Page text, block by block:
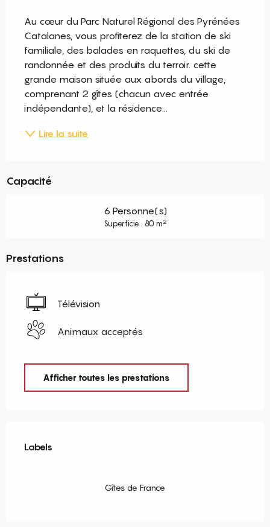
Au cœur du Parc Naturel Régional des Pyrénées
Catalanes, vous profiterez de la station de ski
familiale, des balades en raquettes, du ski de
randonnée et des produits du terroir. cette
grande maison située aux abords du village,
comprenant 2 gîtes (chacun avec entrée
indépendante), et la résidence...
Lire la suite
Capacité
6 Personne(s)
Superficie : 80 m2
Prestations
Télévision
Animaux acceptés
Afficher toutes les prestations
Labels
Labels
Gîtes de France